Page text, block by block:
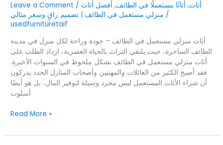
Leave a Comment / أثاث, أثاثًا مستعملًا في الطائف, أفضل أثاث
منزلي مستعمل في الطائف | تصميم راقٍ وسعر مثالي /
usedfurnituretaif
أثاث منزلي مستعمل في الطائف – جودة وراحة لكل منزل في مدينة
الطائف الساحرة، حيث يلتقي التراث بالحياة العصرية، ازداد الطلب على
أثاث منزلي مستعمل في الطائف بشكل ملحوظ في السنوات الأخيرة.
فقد أصبح الكثير من العائلات والمهنيين وأصحاب المنازل الجدد يدركون
أن شراء الأثاث المستعمل ليس مجرد وسيلة لتوفير المال، بل هو أيضًا
أسلوب
Read More »